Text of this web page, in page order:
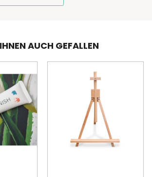
AUCH GEFALLEN